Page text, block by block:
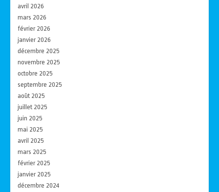
avril 2026
mars 2026
février 2026
janvier 2026
décembre 2025
novembre 2025
octobre 2025
septembre 2025
août 2025
juillet 2025
juin 2025
mai 2025
avril 2025
mars 2025
février 2025
janvier 2025
décembre 2024